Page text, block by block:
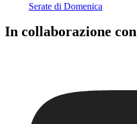
Serate di Domenica
In collaborazione con